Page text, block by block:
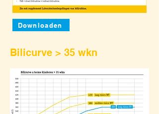
Downloaden
Bilicurve > 35 wkn